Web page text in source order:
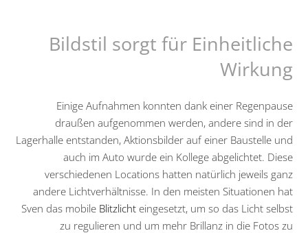
Bildstil sorgt für Einheitliche
Wirkung
Einige Aufnahmen konnten dank einer Regenpause
draußen aufgenommen werden, andere sind in der
Lagerhalle entstanden, Aktionsbilder auf einer Baustelle und
auch im Auto wurde ein Kollege abgelichtet. Diese
verschiedenen Locations hatten natürlich jeweils ganz
andere Lichtverhältnisse. In den meisten Situationen hat
Sven das mobile Blitzlichteingesetzt, um so das Licht selbst
zu regulieren und um mehr Brillanz in die Fotos zu